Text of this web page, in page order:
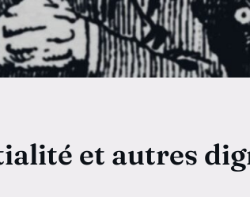
et autres